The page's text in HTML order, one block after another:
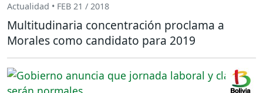
Actualidad • FEB 21 / 2018
Multitudinaria concentración proclama a
Morales como candidato para 2019